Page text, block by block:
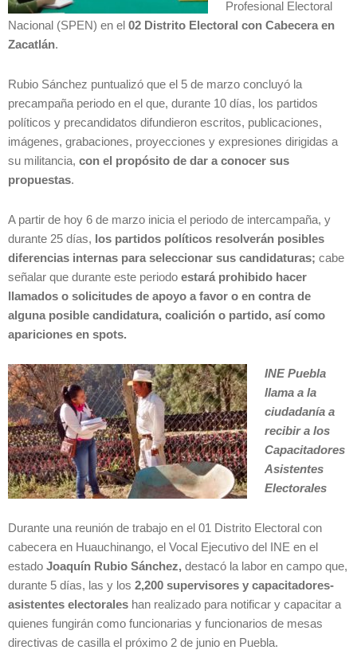
Profesional Electoral
Nacional (SPEN) en el 02 Distrito Electoral con Cabecera en
Zacatlán.
Rubio Sánchez puntualizó que el 5 de marzo concluyó la
precampaña periodo en el que, durante 10 días, los partidos
políticos y precandidatos difundieron escritos, publicaciones,
imágenes, grabaciones, proyecciones y expresiones dirigidas a
su militancia, con el propósito de dar a conocer sus
propuestas.
A partir de hoy 6 de marzo inicia el periodo de intercampaña, y
durante 25 días, los partidos políticos resolverán posibles
diferencias internas para seleccionar sus candidaturas; cabe
señalar que durante este periodo estará prohibido hacer
llamados o solicitudes de apoyo a favor o en contra de
alguna posible candidatura, coalición o partido, así como
apariciones en spots.
INE Puebla
llama a la
ciudadanía a
recibir a los
Capacitadores
Asistentes
Electorales
Durante una reunión de trabajo en el 01 Distrito Electoral con
cabecera en Huauchinango, el Vocal Ejecutivo del INE en el
estado Joaquín Rubio Sánchez, destacó la labor en campo que,
durante 5 días, las y los 2,200 supervisores y capacitadores-
asistentes electorales han realizado para notificar y capacitar a
quienes fungirán como funcionarias y funcionarios de mesas
directivas de casilla el próximo 2 de junio en Puebla.